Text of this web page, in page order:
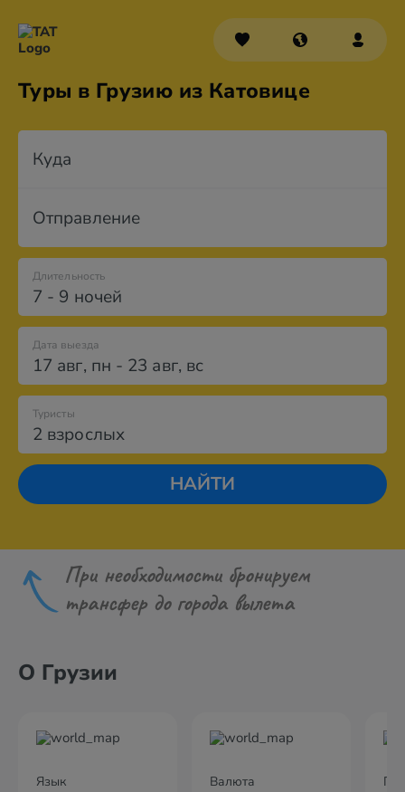
Туры в Грузию из Катовице
Куда
Отправление
7 - 9 ночей
Длительность
Дата выезда
17 авг, пн - 23 авг, вс
2 взрослых
Туристы
НАЙТИ
При необходимости бронируем
трансфер до города вылета
О Грузии
Язык Валюта